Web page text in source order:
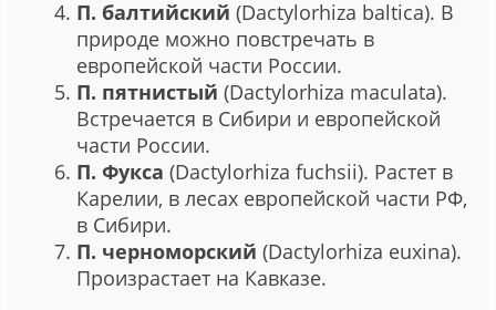
П. балтийский (Dactylorhiza baltica). В
природе можно повстречать в
европейской части России.
П. пятнистый (Dactylorhiza maculata).
Встречается в Сибири и европейской
части России.
П. Фукса (Dactylorhiza fuchsii). Растет в
Карелии, в лесах европейской части РФ,
в Сибири.
П. черноморский (Dactylorhiza euxina).
Произрастает на Кавказе.